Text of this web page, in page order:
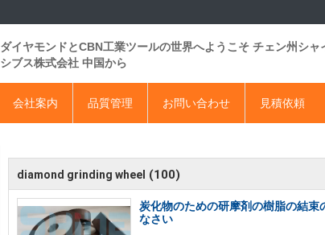
ダイヤモンドとCBN工業ツールの世界へようこそ チェン州シャ
シブス株式会社 中国から
会社案内 品質管理 お問い合わせ 見積依頼
diamond grinding wheel (100)
炭化物のための研摩剤の樹脂の結
なさい